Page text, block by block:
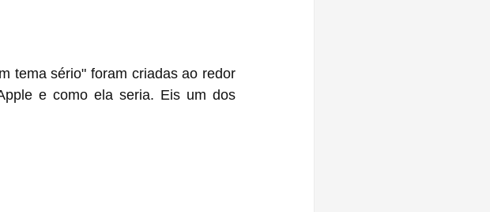
tema sério" foram criadas ao redor
e como ela seria. Eis um dos